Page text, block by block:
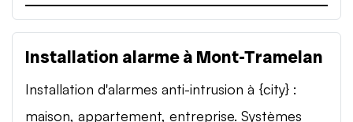
Installation alarme à Mont-Tramelan
Installation d'alarmes anti-intrusion à {city} :
maison, appartement, entreprise. Systèmes